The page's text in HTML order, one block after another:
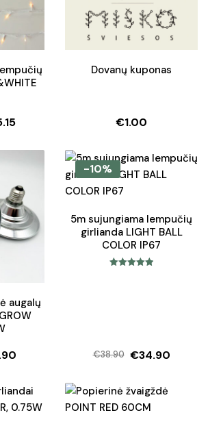
Dovanų kuponas
€1.00
augalų
-10%
5m sujungiama lempučių
girlianda LIGHT BALL
COLOR IP67
€38.90
Original
was:
€38.90.
€34.90
Current
is:
€34.90.